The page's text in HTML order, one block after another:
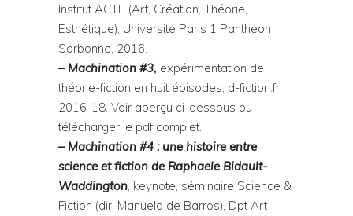
Institut ACTE (Art, Création, Théorie,
Esthétique), Université Paris 1 Panthéon
Sorbonne, 2016.
– Machination #3, expérimentation de
théorie-fiction en huit épisodes, d-fiction.fr,
2016-18. Voir aperçu ci-dessous ou
télécharger le pdf complet.
– Machination #4 : une histoire entre
science et fiction de Raphaele Bidault-
Waddington, keynote, séminaire Science &
Fiction (dir. Manuela de Barros), Dpt Art